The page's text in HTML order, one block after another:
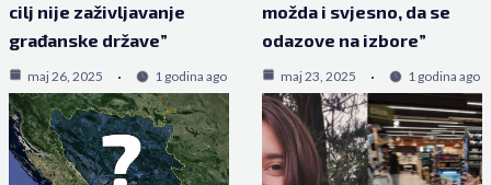
cilj nije zaživljavanje
građanske države”
maj 26, 2025 1 godina ago
možda i svjesno, da se
odazove na izbore”
maj 23, 2025 1 godina ago